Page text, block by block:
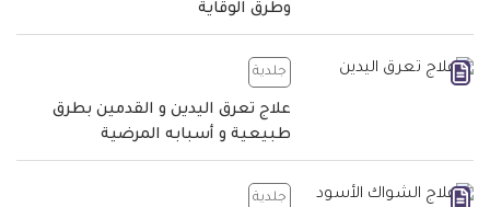
وطرق الوقاية
جلدية
علاج تعرق اليدين و القدمين بطرق
طبيعية و أسبابه المرضية
جلدية